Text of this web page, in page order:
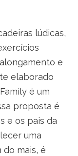
lúdicas,
e
elaborado
é um
proposta é
e os pais da
uma
do mais, é